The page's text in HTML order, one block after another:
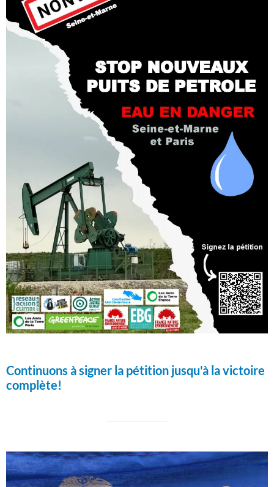
Continuons à signer la pétition jusqu'à la victoire
complète!